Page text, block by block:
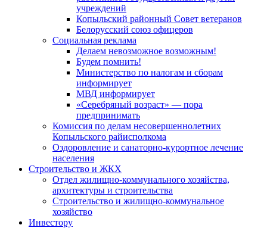
учреждений
Копыльский районный Совет ветеранов
Белорусский союз офицеров
Социальная реклама
Делаем невозможное возможным!
Будем помнить!
Министерство по налогам и сборам
информирует
МВД информирует
«Серебряный возраст» — пора
предпринимать
Комиссия по делам несовершеннолетних
Копыльского райисполкома
Оздоровление и санаторно-курортное лечение
населения
Строительство и ЖКХ
Отдел жилищно-коммунального хозяйства,
архитектуры и строительства
Строительство и жилищно-коммунальное
хозяйство
Инвестору